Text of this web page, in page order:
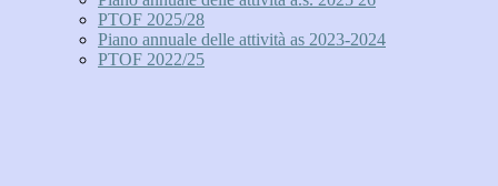
PTOF 2025/28
Piano annuale delle attività as 2023-2024
PTOF 2022/25